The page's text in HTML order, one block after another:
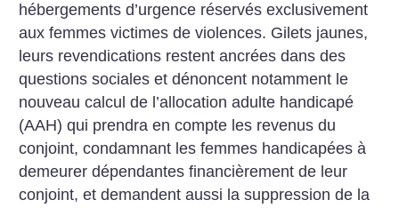
hébergements d’urgence réservés exclusivement
aux femmes victimes de violences. Gilets jaunes,
leurs revendications restent ancrées dans des
questions sociales et dénoncent notamment le
nouveau calcul de l’allocation adulte handicapé
(AAH) qui prendra en compte les revenus du
conjoint, condamnant les femmes handicapées à
demeurer dépendantes financièrement de leur
conjoint, et demandent aussi la suppressionde la